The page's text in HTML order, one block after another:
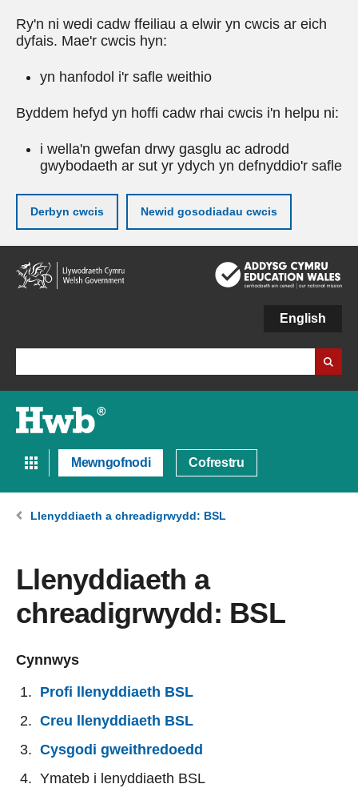
Ry'n ni wedi cadw ffeiliau a elwir yn cwcis ar eich
dyfais. Mae'r cwcis hyn:
yn hanfodol i'r safle weithio
Byddem hefyd yn hoffi cadw rhai cwcis i'n helpu ni:
i wella'n gwefan drwy gasglu ac adrodd
gwybodaeth ar sut yr ydych yn defnyddio'r safle
Derbyn cwcis Newid gosodiadau cwcis
Neidio
i'r
prif
English
Mewngofnodi Cofrestru
Llenyddiaeth a chreadigrwydd: BSL
Llenyddiaeth a
chreadigrwydd: BSL
Cynnwys
Profi llenyddiaeth BSL
Creu llenyddiaeth BSL
Cysgodi gweithredoedd
Ymateb i lenyddiaeth BSL